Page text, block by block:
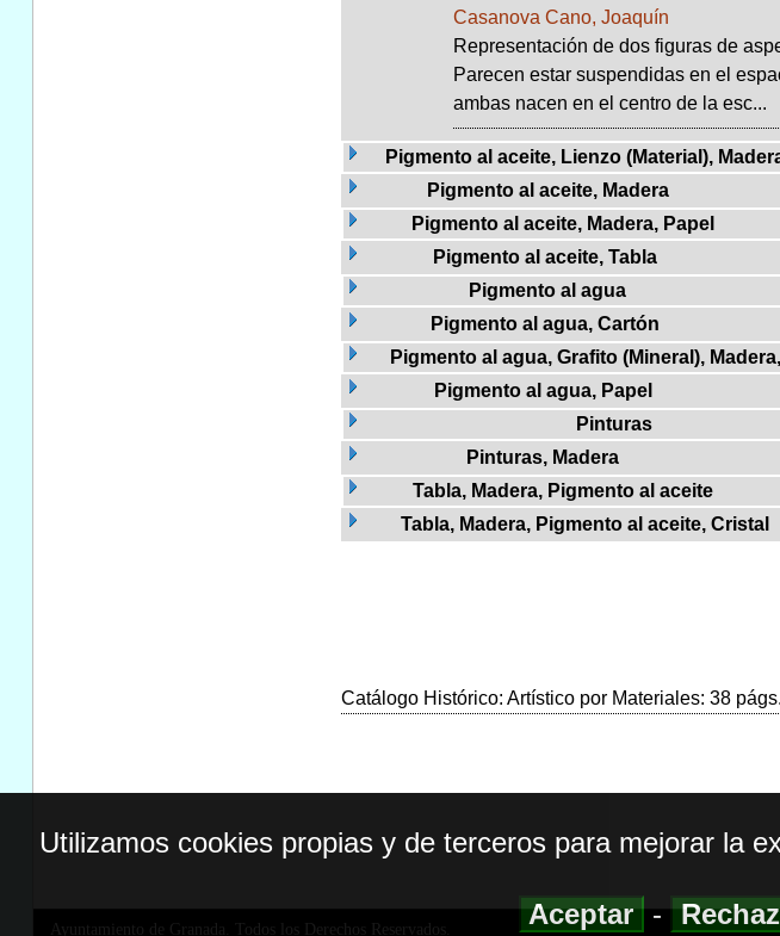
Casanova Cano, Joaquín
Representación de dos figuras de
Parecen estar suspendidas en el
ambas nacen en el centro de la esc...
Pigmento al aceite, Lienzo (Material),
Pigmento al aceite, Madera
Pigmento al aceite, Madera, Papel
Pigmento al aceite, Tabla
Pigmento al agua
Pigmento al agua, Cartón
Pigmento al agua, Grafito (Mineral),
Pigmento al agua, Papel
Pinturas
Pinturas, Madera
Tabla, Madera, Pigmento al aceite
Tabla, Madera, Pigmento al aceite, Cristal
Catálogo Histórico: Artístico por Materiales: 38
Ayuntamiento de Granada. Todos los Derechos Reservados.
Utilizamos cookies propias y de terceros para mejorar la
Aceptar-